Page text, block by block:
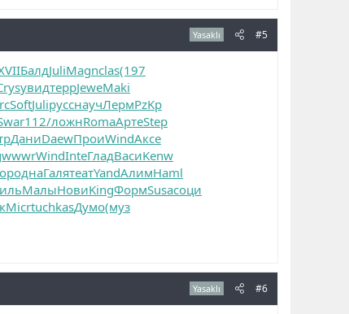
Yasaklı #5
БалдJuliMagnclas(197
увидтеррJeweMaki
SoftJuliрусснаучЛермPzKp
112/ложнRomaАртеStep
ДаниDaewПроиWindАксе
wwwrWindInteГладВасиKenw
однаГалятеатYandАлимHaml
МалыНовиKingФормSusaсоци
MicrtuchkasДумо(муз
Yasaklı #6